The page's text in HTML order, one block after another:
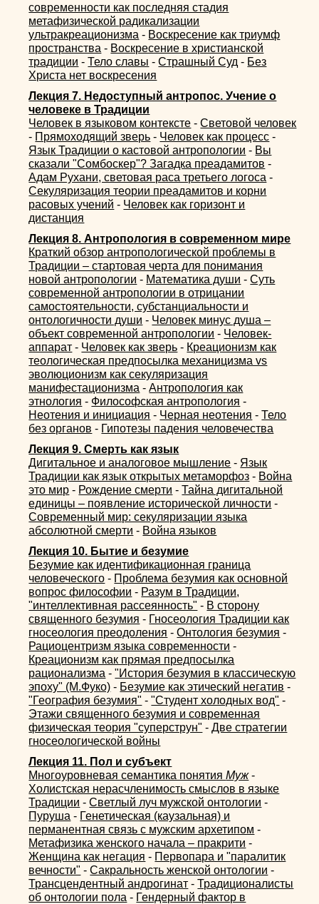
современности как последняя стадия
метафизической радикализации
ультракреационизма - Воскресение как триумф
пространства - Воскресение в христианской
традиции -Тело славы -Страшный Суд - Без
Христа нет воскресения
Лекция 7. Недоступный антропос. Учение о
человеке в Традиции
Человек в языковом контексте -Световой человек
- Прямоходящий зверь - Человек как процесс -
Язык Традиции о кастовой антропологии - Вы
сказали "Сомбоскер"? Загадка преадамитов -
Адам Рухани, световая раса третьего логоса -
Секуляризация теории преадамитов и корни
расовых учений - Человек как горизонт и
дистанция
Лекция 8. Антропология в современном мире
Краткий обзор антропологической проблемы в
Традиции – стартовая черта для понимания
новой антропологии - Математика души -Суть
современной антропологии в отрицании
самостоятельности, субстанциальности и
онтологичности души - Человек минус душа –
объект современной антропологии - Человек-
аппарат - Человек как зверь - Креационизм как
теологическая предпосылка механицизма vs
эволюционизм как секуляризация
манифестационизма -Антропология как
этнология - Философская антропология -
Неотения и инициация - Черная неотения -Тело
без органов - Гипотезы падения человечества
Лекция 9. Смерть как язык
Дигитальное и аналоговое мышление - Язык
Традиции как язык открытых метаморфоз - Война
это мир - Рождение смерти -Тайна дигитальной
единицы – появление исторической личности -
Современный мир: секуляризации языка
абсолютной смерти - Война языков
Лекция 10. Бытие и безумие
Безумие как идентификационная граница
человеческого - Проблема безумия как основной
вопрос философии - Разум в Традиции,
"интеллективная рассеянность" - В сторону
священного безумия - Гносеология Традиции как
гносеология преодоления -Онтология безумия -
Рациоцентризм языка современности -
Креационизм как прямая предпосылка
рационализма -"История безумия в классическую
эпоху" (М.Фуко) - Безумие как этический негатив -
"География безумия" -"Студент холодных вод" -
Этажи священного безумия и современная
физическая теория "суперструн" -Две стратегии
гносеологической войны
Лекция 11. Пол и субъект
Многоуровневая семантика понятияМуж-
Холистская нерасчленимость смыслов в языке
Традиции -Светлый луч мужской онтологии -
Пуруша - Генетическая (каузальная) и
перманентная связь с мужским архетипом -
Метафизика женского начала – пракрити -
Женщина как негация - Первопара и "паралитик
вечности" -Сакральность женской онтологии -
Трансцендентный андрогинат -Традиционалисты
об онтологии пола - Гендерный фактор в